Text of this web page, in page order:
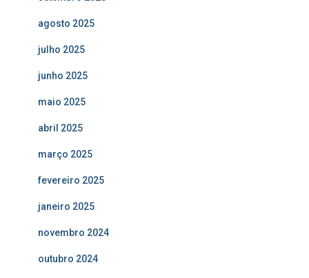
agosto 2025
julho 2025
junho 2025
maio 2025
abril 2025
março 2025
fevereiro 2025
janeiro 2025
novembro 2024
outubro 2024